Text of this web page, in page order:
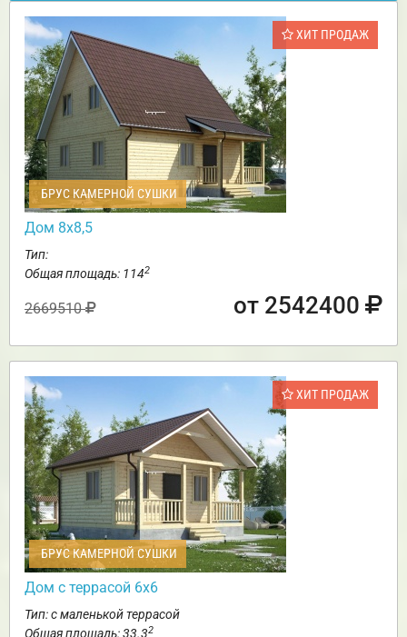
ХИТ ПРОДАЖ
БРУС КАМЕРНОЙ СУШКИ
Дом 8х8,5
Тип:
Общая площадь: 1142
2669510 от 2542400
ХИТ ПРОДАЖ
БРУС КАМЕРНОЙ СУШКИ
Дом с террасой 6х6
Тип: с маленькой террасой
Общая площадь: 33.32